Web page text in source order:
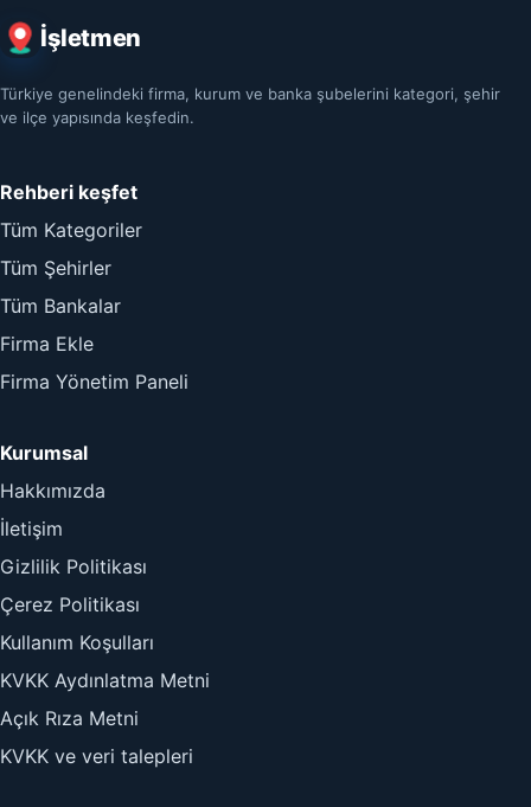
İşletmen
Türkiye genelindeki firma, kurum ve banka şubelerini kategori, şehir
ve ilçe yapısında keşfedin.
Rehberi keşfet
Tüm Kategoriler
Tüm Şehirler
Tüm Bankalar
Firma Ekle
Firma Yönetim Paneli
Kurumsal
Hakkımızda
İletişim
Gizlilik Politikası
Çerez Politikası
Kullanım Koşulları
KVKK Aydınlatma Metni
Açık Rıza Metni
KVKK ve veri talepleri